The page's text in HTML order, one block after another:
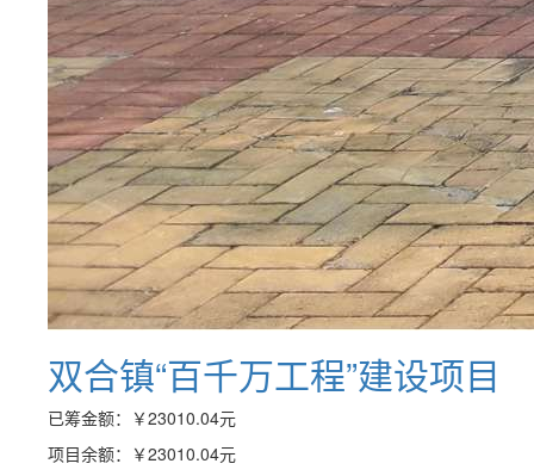
双合镇“百千万工程”建设项目
已筹金额： ￥23010.04元
项目余额： ￥23010.04元